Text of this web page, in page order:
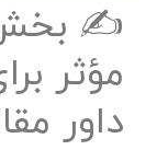
✍️ بخش
مؤثر
داور